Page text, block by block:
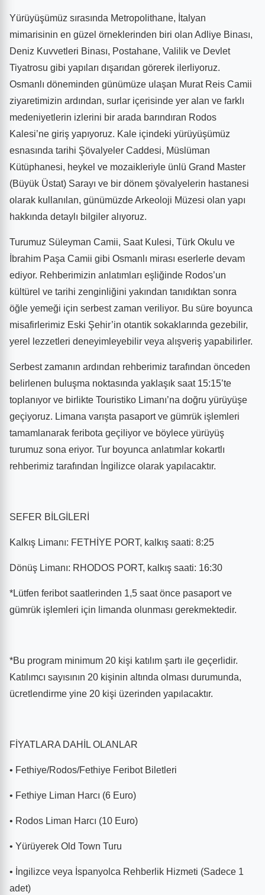
Yürüyüşümüz sırasında Metropolithane, İtalyan
mimarisinin en güzel örneklerinden biri olan Adliye Binası,
Deniz Kuvvetleri Binası, Postahane, Valilik ve Devlet
Tiyatrosu gibi yapıları dışarıdan görerek ilerliyoruz.
Osmanlı döneminden günümüze ulaşan Murat Reis Camii
ziyaretimizin ardından, surlar içerisinde yer alan ve farklı
medeniyetlerin izlerini bir arada barındıran Rodos
Kalesi’ne giriş yapıyoruz. Kale içindeki yürüyüşümüz
esnasında tarihi Şövalyeler Caddesi, Müslüman
Kütüphanesi, heykel ve mozaikleriyle ünlü Grand Master
(Büyük Üstat) Sarayı ve bir dönem şövalyelerin hastanesi
olarak kullanılan, günümüzde Arkeoloji Müzesi olan yapı
hakkında detaylı bilgiler alıyoruz.
Turumuz Süleyman Camii, Saat Kulesi, Türk Okulu ve
İbrahim Paşa Camii gibi Osmanlı mirası eserlerle devam
ediyor. Rehberimizin anlatımları eşliğinde Rodos’un
kültürel ve tarihi zenginliğini yakından tanıdıktan sonra
öğle yemeği için serbest zaman veriliyor. Bu süre boyunca
misafirlerimiz Eski Şehir’in otantik sokaklarında gezebilir,
yerel lezzetleri deneyimleyebilir veya alışveriş yapabilirler.
Serbest zamanın ardından rehberimiz tarafından önceden
belirlenen buluşma noktasında yaklaşık saat 15:15’te
toplanıyor ve birlikte Touristiko Limanı’na doğru yürüyüşe
geçiyoruz. Limana varışta pasaport ve gümrük işlemleri
tamamlanarak feribota geçiliyor ve böylece yürüyüş
turumuz sona eriyor. Tur boyunca anlatımlar kokartlı
rehberimiz tarafından İngilizce olarak yapılacaktır.
SEFER BİLGİLERİ
Kalkış Limanı: FETHİYE PORT, kalkış saati: 8:25
Dönüş Limanı: RHODOS PORT, kalkış saati: 16:30
*Lütfen feribot saatlerinden 1,5 saat önce pasaport ve
gümrük işlemleri için limanda olunması gerekmektedir.
*Bu program minimum 20 kişi katılım şartı ile geçerlidir.
Katılımcı sayısının 20 kişinin altında olması durumunda,
ücretlendirme yine 20 kişi üzerinden yapılacaktır.
FİYATLARA DAHİL OLANLAR
• Fethiye/Rodos/Fethiye Feribot Biletleri
• Fethiye Liman Harcı (6 Euro)
• Rodos Liman Harcı (10 Euro)
• Yürüyerek Old Town Turu
• İngilizce veya İspanyolca Rehberlik Hizmeti (Sadece 1
adet)